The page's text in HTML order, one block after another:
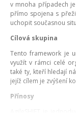
v mnoha případech
přímo spojena s
uchopit současnou
Cílová skupina
Tento framework je
využít v rámci celé
také ty, kteří hledají
jejíž cílem je zvýšení
Přínosy
v jakémkoliv